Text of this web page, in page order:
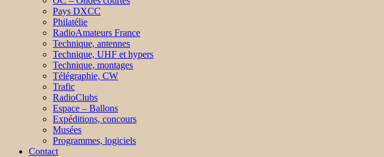
Pays DXCC
Philatélie
RadioAmateurs France
Technique, antennes
Technique, UHF et hypers
Technique, montages
Télégraphie, CW
Trafic
RadioClubs
Espace – Ballons
Expéditions, concours
Musées
Programmes, logiciels
Contact